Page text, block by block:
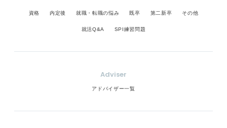
資格 内定後 就職・転職の悩み 既卒 第二新卒 その他
就活Q&A SPI練習問題
Adviser
アドバイザー一覧